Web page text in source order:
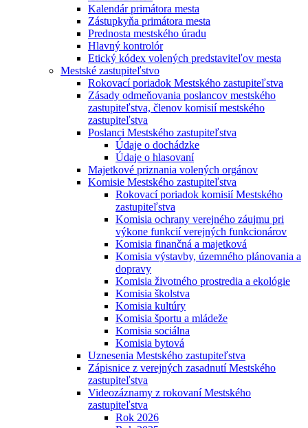
Kalendár primátora mesta
Zástupkyňa primátora mesta
Prednosta mestského úradu
Hlavný kontrolór
Etický kódex volených predstaviteľov mesta
Mestské zastupiteľstvo
Rokovací poriadok Mestského zastupiteľstva
Zásady odmeňovania poslancov mestského
zastupiteľstva, členov komisií mestského
zastupiteľstva
Poslanci Mestského zastupiteľstva
Údaje o dochádzke
Údaje o hlasovaní
Majetkové priznania volených orgánov
Komisie Mestského zastupiteľstva
Rokovací poriadok komisií Mestského
zastupiteľstva
Komisia ochrany verejného záujmu pri
výkone funkcií verejných funkcionárov
Komisia finančná a majetková
Komisia výstavby, územného plánovania a
dopravy
Komisia životného prostredia a ekológie
Komisia školstva
Komisia kultúry
Komisia športu a mládeže
Komisia sociálna
Komisia bytová
Uznesenia Mestského zastupiteľstva
Zápisnice z verejných zasadnutí Mestského
zastupiteľstva
Videozáznamy z rokovaní Mestského
zastupiteľstva
Rok 2026